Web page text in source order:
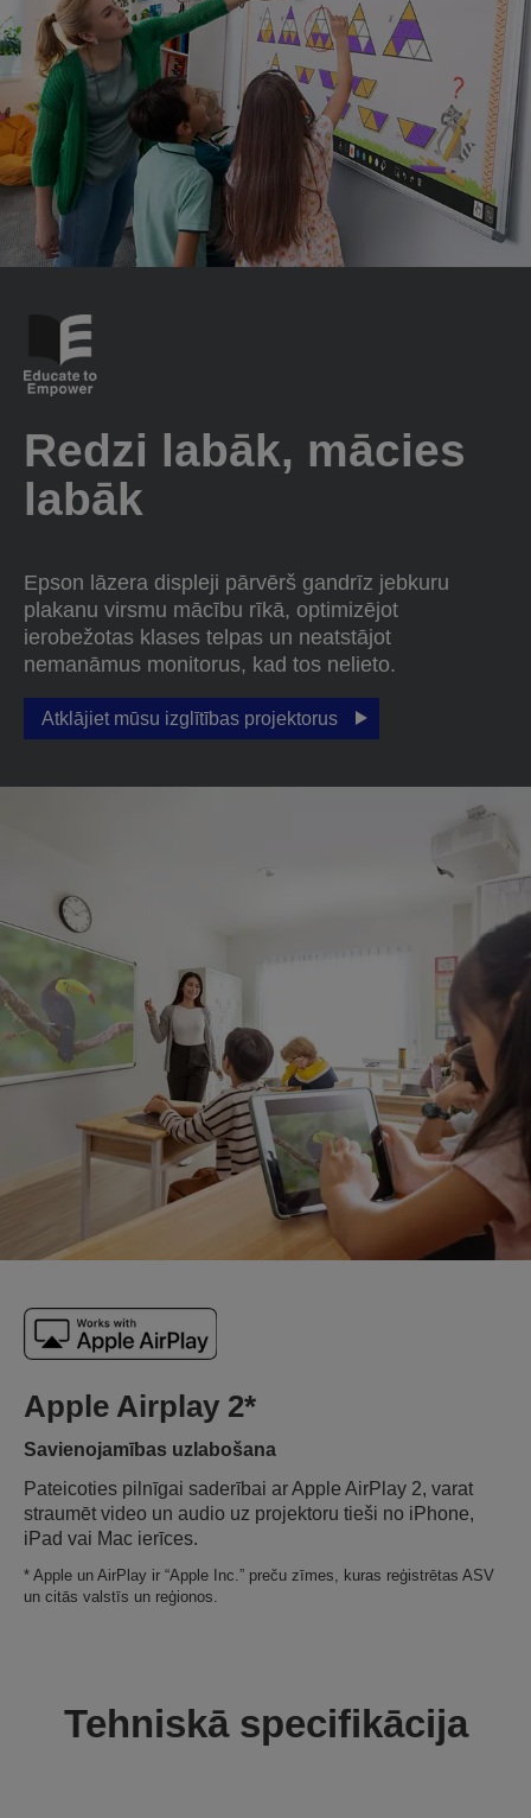
Redzi labāk, mācies
labāk
Epson lāzera displeji pārvērš gandrīz jebkuru
plakanu virsmu mācību rīkā, optimizējot
ierobežotas klases telpas un neatstājot
nemanāmus monitorus, kad tos nelieto.
Atklājiet mūsu izglītības projektorus
Apple Airplay 2*
Savienojamības uzlabošana
Pateicoties pilnīgai saderībai ar Apple AirPlay 2, varat
straumēt video un audio uz projektoru tieši no iPhone,
iPad vai Mac ierīces.
* Apple un AirPlay ir “Apple Inc.” preču zīmes, kuras reģistrētas ASV
un citās valstīs un reģionos.
Tehniskā specifikācija